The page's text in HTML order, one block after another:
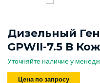
Дизельный
GPWII-7.5 В
Уточняйте наличие у
Цена по запросу